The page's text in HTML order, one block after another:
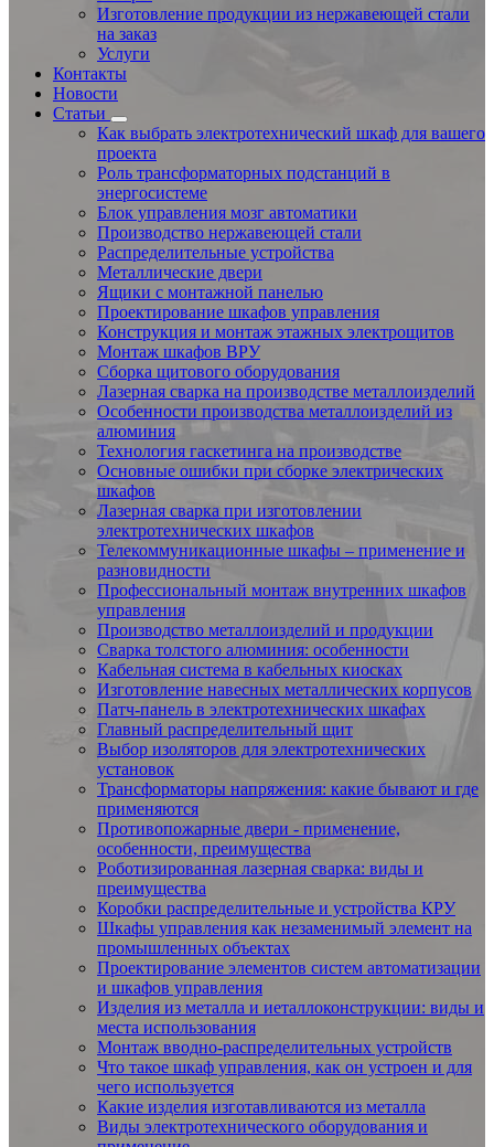
Изготовление продукции из нержавеющей стали
на заказ
Услуги
Контакты
Новости
Статьи
Как выбрать электротехнический шкаф для вашего
проекта
Роль трансформаторных подстанций в
энергосистеме
Блок управления мозг автоматики
Производство нержавеющей стали
Распределительные устройства
Металлические двери
Ящики с монтажной панелью
Проектирование шкафов управления
Конструкция и монтаж этажных электрощитов
Монтаж шкафов ВРУ
Сборка щитового оборудования
Лазерная сварка на производстве металлоизделий
Особенности производства металлоизделий из
алюминия
Технология гаскетинга на производстве
Основные ошибки при сборке электрических
шкафов
Лазерная сварка при изготовлении
электротехнических шкафов
Телекоммуникационные шкафы – применение и
разновидности
Профессиональный монтаж внутренних шкафов
управления
Производство металлоизделий и продукции
Сварка толстого алюминия: особенности
Кабельная система в кабельных киосках
Изготовление навесных металлических корпусов
Патч-панель в электротехнических шкафах
Главный распределительный щит
Выбор изоляторов для электротехнических
установок
Трансформаторы напряжения: какие бывают и где
применяются
Противопожарные двери - применение,
особенности, преимущества
Роботизированная лазерная сварка: виды и
преимущества
Коробки распределительные и устройства КРУ
Шкафы управления как незаменимый элемент на
промышленных объектах
Проектирование элементов систем автоматизации
и шкафов управления
Изделия из металла и иеталлоконструкции: виды и
места использования
Монтаж вводно-распределительных устройств
Что такое шкаф управления, как он устроен и для
чего используется
Какие изделия изготавливаются из металла
Виды электротехнического оборудования и